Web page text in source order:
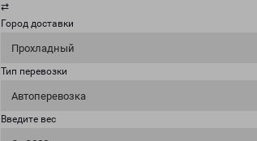
⇄
Город доставки
Прохладный
Тип перевозки
Автоперевозка
Введите вес